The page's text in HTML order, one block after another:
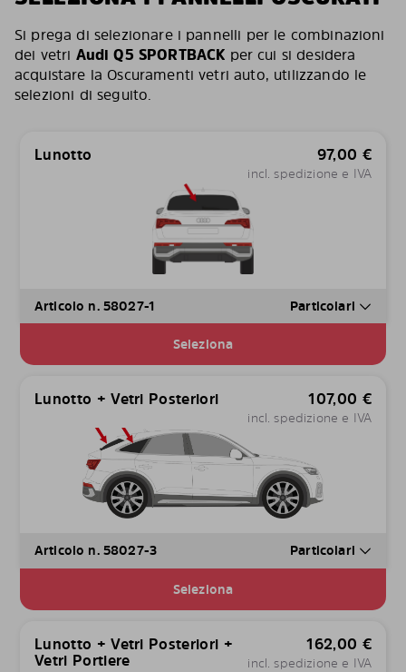
Si prega di selezionare i pannelli per le combinazioni
dei vetri Audi Q5 SPORTBACK per cui si desidera
acquistare la Oscuramenti vetri auto, utilizzando le
selezioni di seguito.
Lunotto 97,00 €
incl. spedizione e IVA
Articolo n. 58027-1 Particolari
Seleziona
Lunotto + Vetri Posteriori 107,00 €
incl. spedizione e IVA
Articolo n. 58027-3 Particolari
Seleziona
Lunotto + Vetri Posteriori +
Vetri Portiere
162,00 €
incl. spedizione e IVA